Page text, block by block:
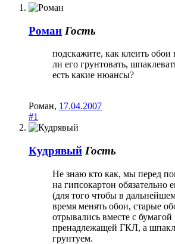
Роман Гость
подскажите, как клеить
ли его грунтовать,
есть какие нюансы?
Роман, 17.04.2007
#1
Кудрявый Гость
Не знаю кто как, мы перед
на гипсокартон обязательно
(для того чтобы в
время менять обои, старые
отрывались вместе с бумагой
пренадлежащей ГКЛ, а
грунтуем.